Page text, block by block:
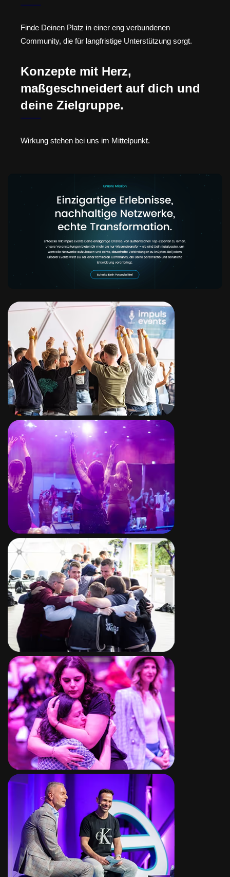
Finde Deinen Platz in einer eng verbundenen
Community, die für langfristige Unterstützung sorgt.
Konzepte mit Herz,
maßgeschneidert auf dich und
deine Zielgruppe.
Wirkung stehen bei uns im Mittelpunkt.